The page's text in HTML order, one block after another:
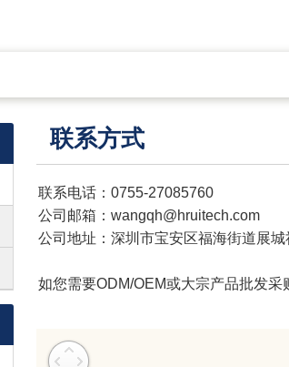
联系方式
联系电话：0755-27085760
公司邮箱：wangqh@hruitech.com
公司地址：深圳市宝安区福海街道展
如您需要ODM/OEM或大宗产品批发采